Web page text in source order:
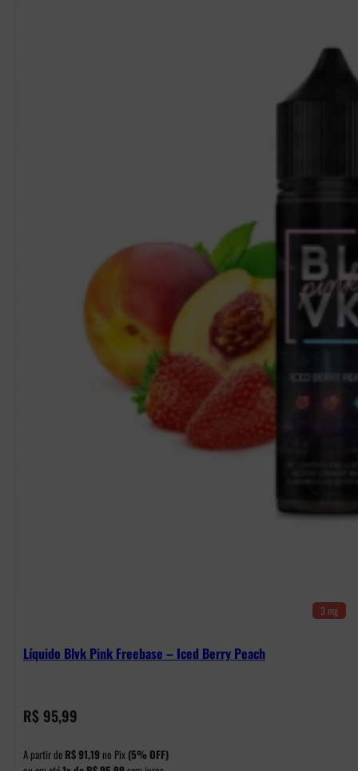
3 mg
Líquido Blvk Pink Freebase – Iced Berry Peach
R$ 95,99
A partir de R$91,19 no Pix (5% OFF)